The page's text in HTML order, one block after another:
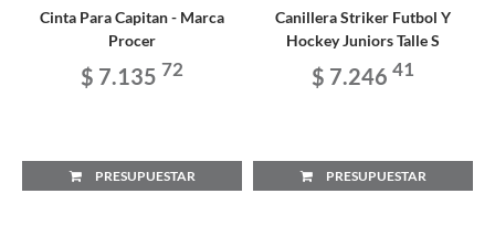
Cinta Para Capitan - Marca
Procer
$ 7.135 72
PRESUPUESTAR
Canillera Striker Futbol Y
Hockey Juniors Talle S
$ 7.246 41
PRESUPUESTAR